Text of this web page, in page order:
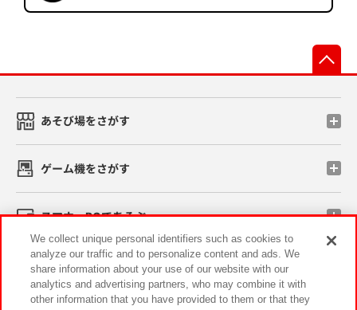
あそび場をさがす
ゲーム機をさがす
スマホ・PCであそぶ
イベント・キャンペーン
We collect unique personal identifiers such as cookies to
analyze our traffic and to personalize content and ads. We
share information about your use of our website with our
analytics and advertising partners, who may combine it with
other information that you have provided to them or that they